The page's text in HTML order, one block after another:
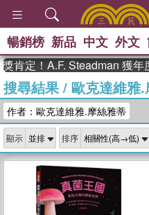
熱
父
念
孩
暢銷榜 新品 中文 外文
肯定！A.F. Steadman 獲
搜尋結果/ 歐克達維雅
作者：歐克達維雅.摩絲雅蒂
顯示 排序